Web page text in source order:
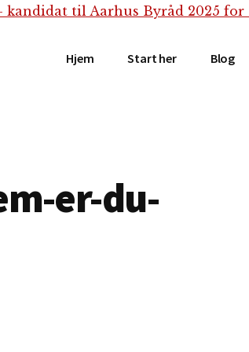
Hjem Start her Blog
er-du-